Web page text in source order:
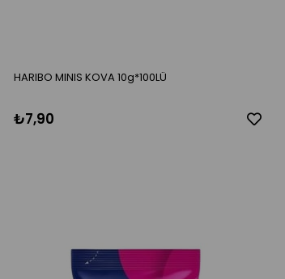
HARIBO MINIS KOVA 10g*100LÜ
₺7,90